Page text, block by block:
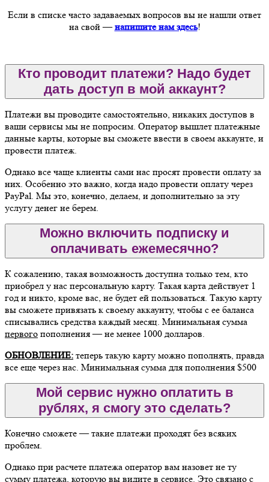
Если в списке часто задаваемых вопросов вы не нашли ответ
на свой —напишите нам здесь!
Кто проводит платежи? Надо будет
дать доступ в мой аккаунт?
Платежи вы проводите самостоятельно, никаких доступов в
ваши сервисы мы не попросим. Оператор вышлет платежные
данные карты, которые вы сможете ввести в своем аккаунте, и
провести платеж.
Однако все чаще клиенты сами нас просят провести оплату за
них. Особенно это важно, когда надо провести оплату через
PayPal. Мы это, конечно, делаем, и дополнительно за эту
услугу денег не берем.
Можно включить подписку и
оплачивать ежемесячно?
К сожалению, такая возможность доступна только тем, кто
приобрел у нас персональную карту. Такая карта действует 1
год и никто, кроме вас, не будет ей пользоваться. Такую карту
вы сможете привязать к своему аккаунту, чтобы с ее баланса
списывались средства каждый месяц. Минимальная сумма
первого пополнения — не менее 1000 долларов.
ОБНОВЛЕНИЕ: теперь такую карту можно пополнять, правда
все еще через нас. Минимальная сумма для пополнения $500
Мой сервис нужно оплатить в
рублях, я смогу это сделать?
Конечно сможете — такие платежи проходят без всяких
проблем.
Однако при расчете платежа оператор вам назовет не ту
сумму платежа, которую вы видите в сервисе. Это связано с